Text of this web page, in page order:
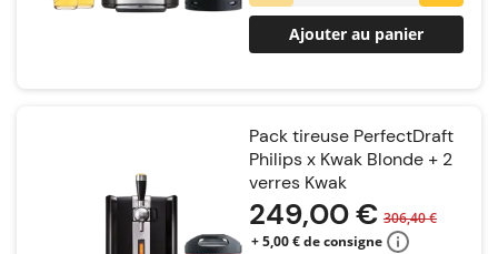
Ajouter au panier
Pack tireuse PerfectDraft
Philips x Kwak Blonde + 2
verres Kwak
249,00 € 306,40 €
+ 5,00 € de consigne